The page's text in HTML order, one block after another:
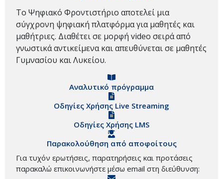
Το Ψηφιακό Φροντιστήριο αποτελεί μια
σύγχρονη ψηφιακή πλατφόρμα για μαθητές και
μαθήτριες. Διαθέτει σε μορφή video σειρά από
γνωστικά αντικείμενα και απευθύνεται σε μαθητές
Γυμνασίου και Λυκείου.
Αναλυτικό πρόγραμμα
Οδηγίες Χρήσης Live Streaming
Οδηγίες Χρήσης LMS
Παρακολούθηση από αποφοίτους
Για τυχόν ερωτήσεις, παρατηρήσεις και προτάσεις
παρακαλώ επικοινωνήστε μέσω email στη διεύθυνση: